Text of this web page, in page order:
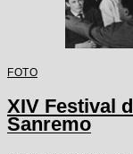
FOTO
XIV Festival
Sanremo